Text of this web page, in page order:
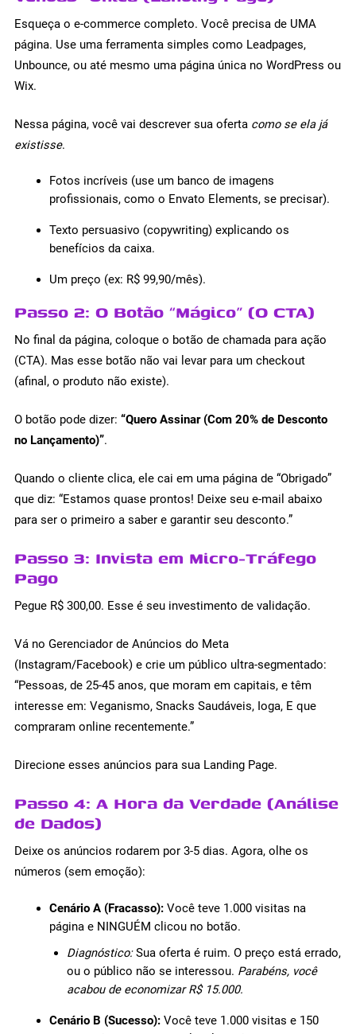
Esqueça o e-commerce completo. Você precisa de UMA
página. Use uma ferramenta simples como Leadpages,
Unbounce, ou até mesmo uma página única no WordPress ou
Wix.
Nessa página, você vai descrever sua oferta como se ela já
existisse.
Fotos incríveis (use um banco de imagens
profissionais, como o Envato Elements, se precisar).
Texto persuasivo (copywriting) explicando os
benefícios da caixa.
Um preço (ex: R$ 99,90/mês).
Passo 2: O Botão “Mágico” (O CTA)
No final da página, coloque o botão de chamada para ação
(CTA). Mas esse botão não vai levar para um checkout
(afinal, o produto não existe).
O botão pode dizer: “Quero Assinar (Com 20% de Desconto
no Lançamento)”.
Quando o cliente clica, ele cai em uma página de “Obrigado”
que diz: “Estamos quase prontos! Deixe seu e-mail abaixo
para ser o primeiro a saber e garantir seu desconto.”
Passo 3: Invista em Micro-Tráfego
Pago
Pegue R$ 300,00. Esse é seu investimento de validação.
Vá no Gerenciador de Anúncios do Meta
(Instagram/Facebook) e crie um público ultra-segmentado:
“Pessoas, de 25-45 anos, que moram em capitais, e têm
interesse em: Veganismo, Snacks Saudáveis, Ioga, E que
compraram online recentemente.”
Direcione esses anúncios para sua Landing Page.
Passo 4: A Hora da Verdade (Análise
de Dados)
Deixe os anúncios rodarem por 3-5 dias. Agora, olhe os
números (sem emoção):
Cenário A (Fracasso):Você teve 1.000 visitas na
página e NINGUÉM clicou no botão.
Diagnóstico:Sua oferta é ruim. O preço está errado,
ou o público não se interessou. Parabéns, você
acabou de economizar R$ 15.000.
Cenário B (Sucesso):Você teve 1.000 visitas e 150